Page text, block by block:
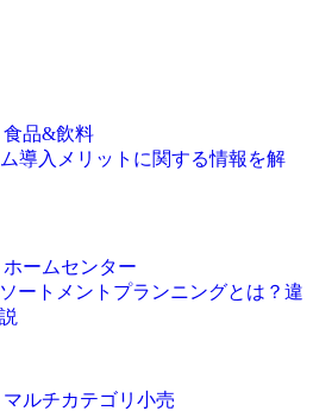
品&飲料
導入メリットに関する情報を解
ームセンター
ートメントプランニングとは？違
ルチカテゴリ小売